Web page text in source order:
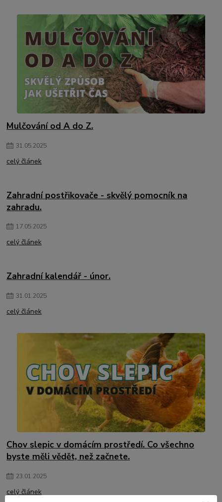
Mulčování od A do Z.
31.05.2025
celý článek
Zahradní postřikovače - skvělý pomocník na
zahradu.
17.05.2025
celý článek
Zahradní kalendář - únor.
31.01.2025
celý článek
Chov slepic v domácím prostředí. Co všechno
byste měli vědět, než začnete.
23.01.2025
celý článek